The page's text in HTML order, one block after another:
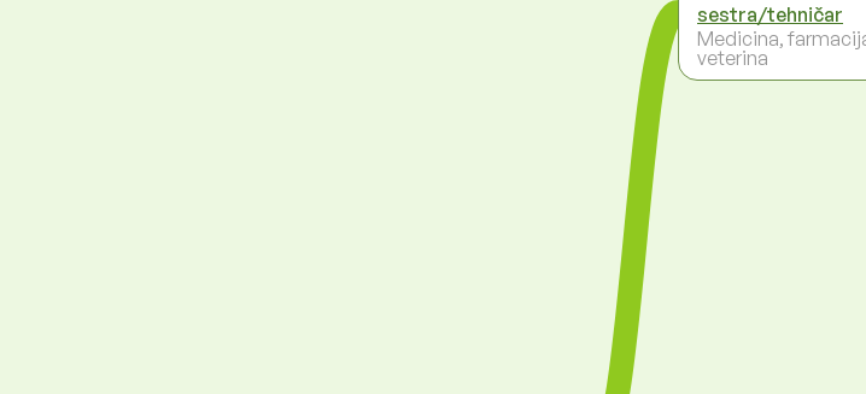
sestra/tehničar
Medicina,
veterina